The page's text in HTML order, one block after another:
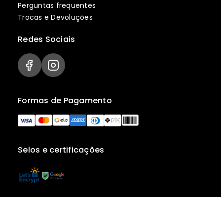
Perguntas frequentes
Trocas e Devoluções
Selos e certificações
Formas de Pagamento
Redes Sociais